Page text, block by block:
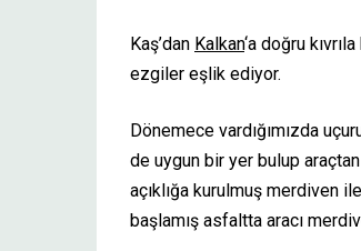
Kaş’dan Kalkan‘a doğru
ezgiler eşlik ediyor.
Dönemece vardığımızda
de uygun bir yer bulup
açıklığa kurulmuş merdiven
başlamış asfaltta aracı